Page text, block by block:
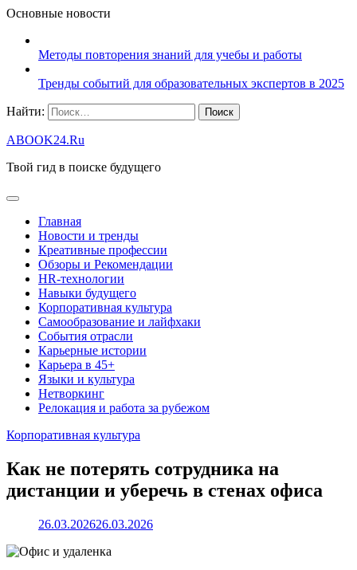
Основные новости
Методы повторения знаний для учебы и работы
Тренды событий для образовательных экспертов в 2025
Найти:
ABOOK24.Ru
Твой гид в поиске будущего
Главная
Новости и тренды
Креативные профессии
Обзоры и Рекомендации
HR‑технологии
Навыки будущего
Корпоративная культура
Самообразование и лайфхаки
События отрасли
Карьерные истории
Карьера в 45+
Языки и культура
Нетворкинг
Релокация и работа за рубежом
Корпоративная культура
Как не потерять сотрудника на
дистанции и уберечь в стенах офиса
26.03.202626.03.2026